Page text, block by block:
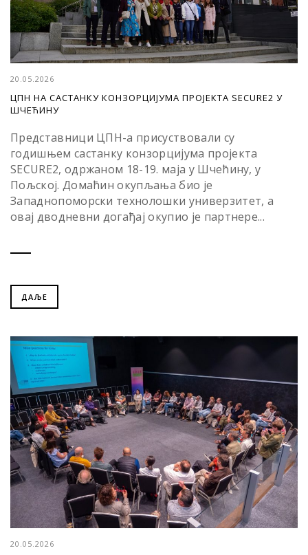
20.05.2026
ЦПН НА САСТАНКУ КОНЗОРЦИЈУМА ПРОЈЕКТА SECURE2 У
ШЧЕЋИНУ
Представници ЦПН-а присуствовали су
годишњем састанку конзорцијума пројекта
SECURE2, одржаном 18-19. маја у Шчећину, у
Пољској. Домаћин окупљања био је
Западнопоморски технолошки универзитет, а
овај дводневни догађај окупио је партнере...
ДАЉЕ
20.05.2026